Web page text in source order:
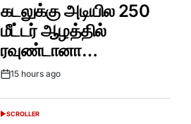
கடலுக்கு அடியில 250
மீட்டர் ஆழத்தில்
ரவுண்டானா…
Post15 hours ago
POSTED
SCROLLER